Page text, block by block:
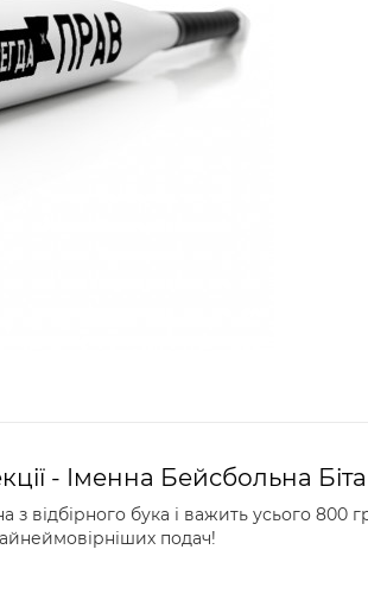
- Іменна Бейсбольна
з відбірного бука і важить усього
подач!